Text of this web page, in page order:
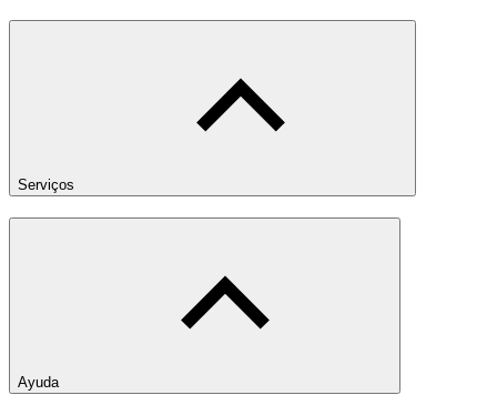
Serviços
Ayuda